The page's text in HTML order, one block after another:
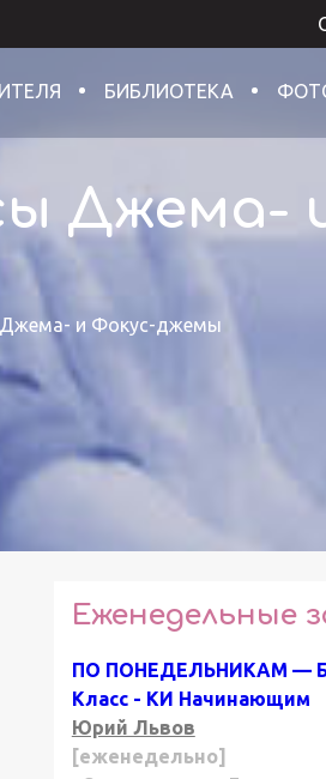
БИБЛИОТЕКА
Джема-
и Фокус-джемы
Еженедельные
ПО ПОНЕДЕЛЬНИКАМ —
Класс - КИ Начинающим
Юрий Львов
[еженедельно]